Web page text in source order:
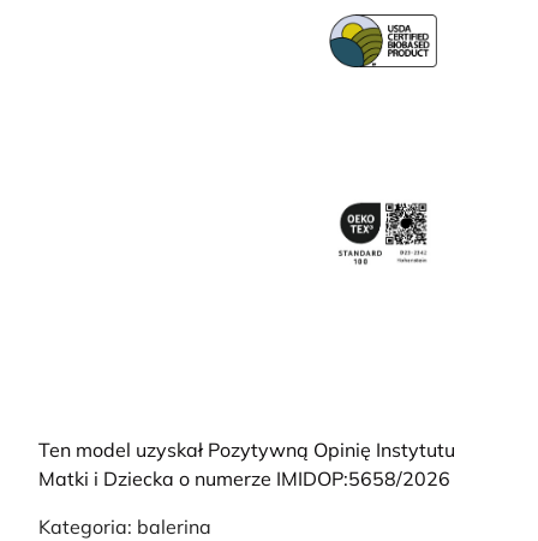
Ten model uzyskał Pozytywną Opinię Instytutu
Matki i Dziecka o numerze IMIDOP:5658/2026
Kategoria: balerina